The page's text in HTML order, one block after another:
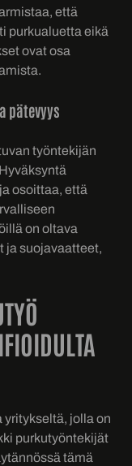
että
purkualuetta eikä
ovat osa
pätevyys
työntekijän
osoittaa, että
on oltava
ja suojavaatteet,
jolla on
purkutyöntekijät
tämä